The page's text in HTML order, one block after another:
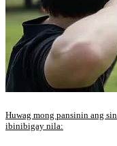
Huwag mong pansinin ang
ibinibigay nila: